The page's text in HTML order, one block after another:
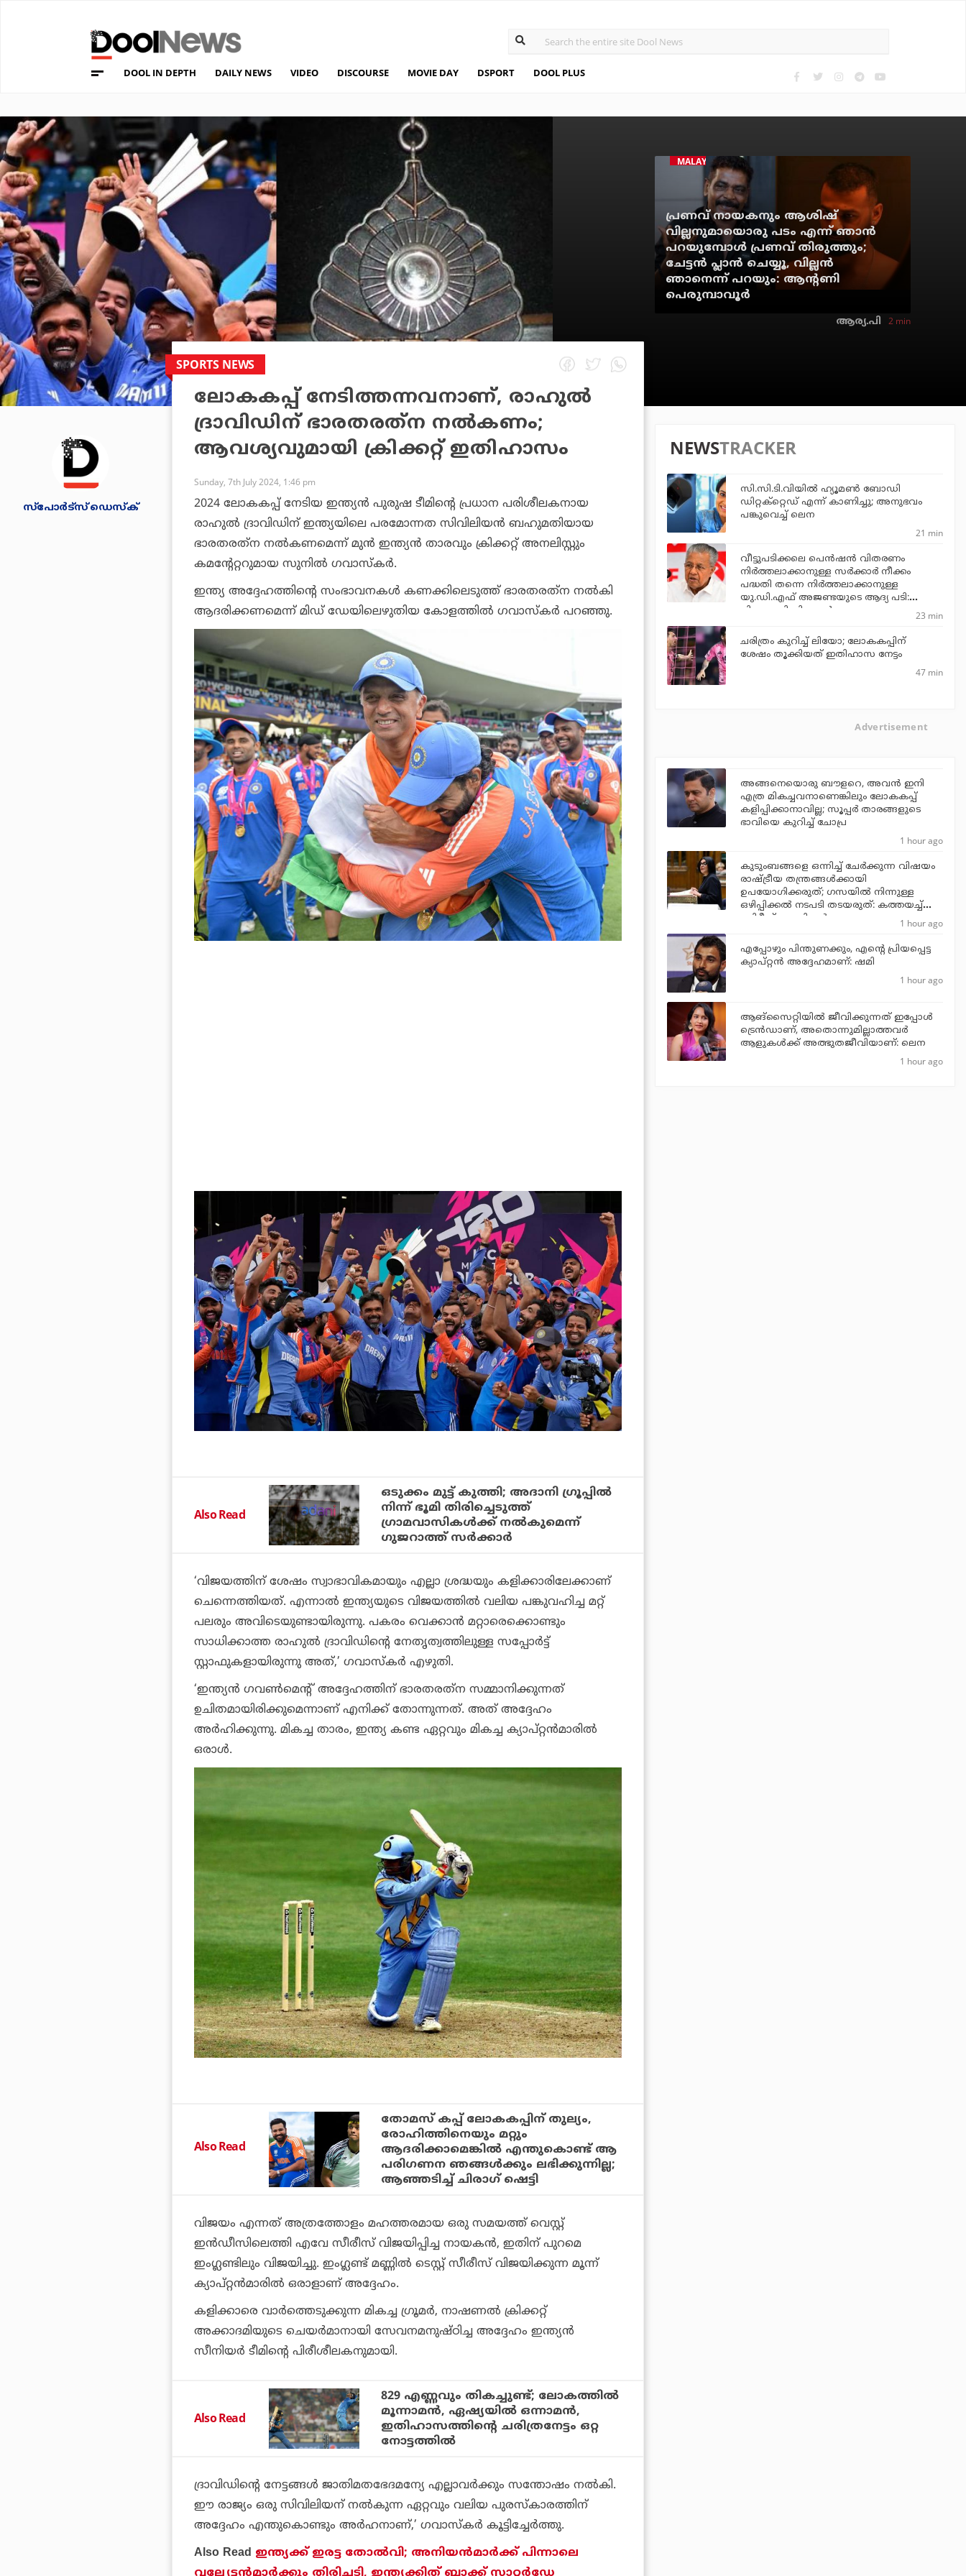
DOOL IN DEPTH DAILY NEWS VIDEO DISCOURSE MOVIE DAY DSPORT DOOL PLUS
MALAYALAM CINEMA
പ്രണവ് നായകനും ആശിഷ്
വില്ലനുമായൊരു പടം എന്ന് ഞാന്‍
പറയുമ്പോള്‍ പ്രണവ് തിരുത്തും;
ചേട്ടന്‍ പ്ലാന്‍ ചെയ്യൂ, വില്ലന്‍
ഞാനെന്ന് പറയും: ആന്റണി
പെരുമ്പാവൂര്‍
ആര്യ.പി 2 min
സ്പോര്‍ട്സ് ഡെസ്‌ക്
SPORTS NEWS
ലോകകപ്പ് നേടിത്തന്നവനാണ്, രാഹുല്‍
ദ്രാവിഡിന് ഭാരതരത്‌ന നല്‍കണം;
ആവശ്യവുമായി ക്രിക്കറ്റ് ഇതിഹാസം
Sunday, 7th July 2024, 1:46 pm
2024 ലോകകപ്പ് നേടിയ ഇന്ത്യന്‍ പുരുഷ ടീമിന്റെ പ്രധാന പരിശീലകനായ
രാഹുല്‍ ദ്രാവിഡിന് ഇന്ത്യയിലെ പരമോന്നത സിവിലിയന്‍ ബഹുമതിയായ
ഭാരതരത്‌ന നല്‍കണമെന്ന് മുന്‍ ഇന്ത്യന്‍ താരവും ക്രിക്കറ്റ് അനലിസ്റ്റും
കമന്റേറ്ററുമായ സുനില്‍ ഗവാസ്‌കര്‍.
ഇന്ത്യ അദ്ദേഹത്തിന്റെ സംഭാവനകള്‍ കണക്കിലെടുത്ത് ഭാരതരത്‌ന നല്‍കി
ആദരിക്കണമെന്ന് മിഡ് ഡേയിലെഴുതിയ കോളത്തില്‍ ഗവാസ്‌കര്‍ പറഞ്ഞു.
Also Read
ഒടുക്കം മുട്ട് കുത്തി; അദാനി ഗ്രൂപ്പിൽ
നിന്ന് ഭൂമി തിരിച്ചെടുത്ത്
ഗ്രാമവാസികൾക്ക് നൽകുമെന്ന്
ഗുജറാത്ത് സർക്കാർ
‘വിജയത്തിന് ശേഷം സ്വാഭാവികമായും എല്ലാ ശ്രദ്ധയും കളിക്കാരിലേക്കാണ്
ചെന്നെത്തിയത്. എന്നാല്‍ ഇന്ത്യയുടെ വിജയത്തില്‍ വലിയ പങ്കുവഹിച്ച മറ്റ്
പലരും അവിടെയുണ്ടായിരുന്നു. പകരം വെക്കാന്‍ മറ്റാരെക്കൊണ്ടും
സാധിക്കാത്ത രാഹുല്‍ ദ്രാവിഡിന്റെ നേതൃത്വത്തിലുള്ള സപ്പോര്‍ട്ട്
സ്റ്റാഫുകളായിരുന്നു അത്,’ ഗവാസ്‌കര്‍ എഴുതി.
‘ഇന്ത്യന്‍ ഗവണ്‍മെന്റ് അദ്ദേഹത്തിന് ഭാരതരത്‌ന സമ്മാനിക്കുന്നത്
ഉചിതമായിരിക്കുമെന്നാണ് എനിക്ക് തോന്നുന്നത്. അത് അദ്ദേഹം
അര്‍ഹിക്കുന്നു. മികച്ച താരം, ഇന്ത്യ കണ്ട ഏറ്റവും മികച്ച ക്യാപ്റ്റന്‍മാരില്‍
ഒരാള്‍.
Also Read
തോമസ് കപ്പ് ലോകകപ്പിന് തുല്യം,
രോഹിത്തിനെയും മറ്റും
ആദരിക്കാമെങ്കില്‍ എന്തുകൊണ്ട് ആ
പരിഗണന ഞങ്ങള്‍ക്കും ലഭിക്കുന്നില്ല;
ആഞ്ഞടിച്ച് ചിരാഗ് ഷെട്ടി
വിജയം എന്നത് അത്രത്തോളം മഹത്തരമായ ഒരു സമയത്ത് വെസ്റ്റ്
ഇന്‍ഡീസിലെത്തി എവേ സീരീസ് വിജയിപ്പിച്ച നായകന്‍, ഇതിന് പുറമെ
ഇംഗ്ലണ്ടിലും വിജയിച്ചു. ഇംഗ്ലണ്ട് മണ്ണില്‍ ടെസ്റ്റ് സീരീസ് വിജയിക്കുന്ന മൂന്ന്
ക്യാപ്റ്റന്‍മാരില്‍ ഒരാളാണ് അദ്ദേഹം.
കളിക്കാരെ വാര്‍ത്തെടുക്കുന്ന മികച്ച ഗ്രൂമര്‍, നാഷണല്‍ ക്രിക്കറ്റ്
അക്കാദമിയുടെ ചെയര്‍മാനായി സേവനമനുഷ്ഠിച്ച അദ്ദേഹം ഇന്ത്യന്‍
സീനിയര്‍ ടീമിന്റെ പിരീശീലകനുമായി.
Also Read
829 എണ്ണവും തികച്ചുണ്ട്; ലോകത്തില്‍
മൂന്നാമന്‍, ഏഷ്യയില്‍ ഒന്നാമന്‍,
ഇതിഹാസത്തിന്റെ ചരിത്രനേട്ടം ഒറ്റ
നോട്ടത്തില്‍
ദ്രാവിഡിന്റെ നേട്ടങ്ങള്‍ ജാതിമതഭേദമന്യേ എല്ലാവര്‍ക്കും സന്തോഷം നല്‍കി.
ഈ രാജ്യം ഒരു സിവിലിയന് നല്‍കുന്ന ഏറ്റവും വലിയ പുരസ്‌കാരത്തിന്
അദ്ദേഹം എന്തുകൊണ്ടും അര്‍ഹനാണ്,’ ഗവാസ്‌കര്‍ കൂട്ടിച്ചേര്‍ത്തു.
Also Read ഇന്ത്യക്ക് ഇരട്ട തോല്‍വി; അനിയന്‍മാര്‍ക്ക് പിന്നാലെ
NEWSTRACKER
സി.സി.ടി.വിയില്‍ ഹ്യൂമണ്‍ ബോഡി
ഡിറ്റക്‌റ്റെഡ് എന്ന് കാണിച്ചു; അനുഭവം
പങ്കുവെച്ച് ലെന
21 min
വീട്ടുപടിക്കലെ പെന്‍ഷന്‍ വിതരണം
നിര്‍ത്തലാക്കാനുള്ള സര്‍ക്കാര്‍ നീക്കം
പദ്ധതി തന്നെ നിര്‍ത്തലാക്കാനുള്ള
യു.ഡി.എഫ് അജണ്ടയുടെ ആദ്യ പടി:
പിണറായി വിജയന്‍
23 min
ചരിത്രം കുറിച്ച് ലിയോ; ലോകകപ്പിന്
ശേഷം തൂക്കിയത് ഇതിഹാസ നേട്ടം
47 min
Advertisement
അങ്ങനെയൊരു ബൗളറെ, അവന്‍ ഇനി
എത്ര മികച്ചവനാണെങ്കിലും ലോകകപ്പ്
കളിപ്പിക്കാനാവില്ല; സൂപ്പര്‍ താരങ്ങളുടെ
ഭാവിയെ കുറിച്ച് ചോപ്ര
1 hour ago
കുടുംബങ്ങളെ ഒന്നിച്ച് ചേര്‍ക്കുന്ന വിഷയം
രാഷ്ട്രീയ തന്ത്രങ്ങള്‍ക്കായി
ഉപയോഗിക്കരുത്; ഗസയില്‍ നിന്നുള്ള
ഒഴിപ്പിക്കല്‍ നടപടി തടയരുത്: കത്തയച്ച്
ബ്രിട്ടീഷ് എം.പിമാര്‍
1 hour ago
എപ്പോഴും പിന്തുണക്കും, എന്റെ പ്രിയപ്പെട്ട
ക്യാപ്റ്റന്‍ അദ്ദേഹമാണ്: ഷമി
1 hour ago
ആങ്സൈറ്റിയിൽ ജീവിക്കുന്നത് ഇപ്പോൾ
ട്രെൻഡാണ്, അതൊന്നുമില്ലാത്തവർ
ആളുകൾക്ക് അത്ഭുതജീവിയാണ്: ലെന
1 hour ago